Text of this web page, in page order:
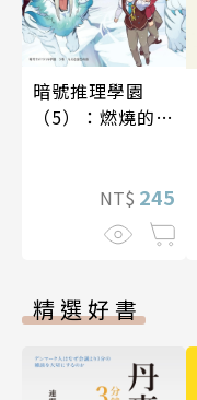
暗號推理學園
（5）：燃燒的寶
NT$ 245
精選好書